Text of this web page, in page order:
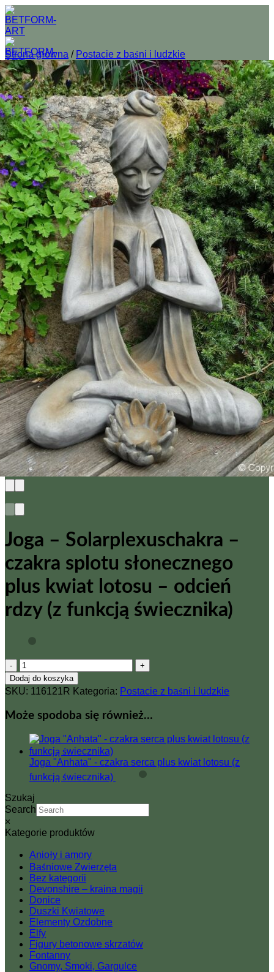
Przewiń
do
zawartości
O nas
Sklep
Wszystkie figury betonowe do ogrodu
Donice ogrodowe z betonu
Fontanny betonowe do ogrodu
Usługi
Regulamin
Prawa autorskie
Kontakt
Logowanie
Koszyk /0,00 zł
Brak produktów w koszyku.
Wróć do sklepu
0
Koszyk
Brak produktów w koszyku.
Wróć do sklepu
Strona główna / Postacie z baśni i ludzkie
Joga – Solarplexuschakra –
czakra splotu słonecznego
plus kwiat lotosu – odcień
rdzy (z funkcją świecznika)
ilość
Joga
–
Solarplexuschakra
czakra
słonecznego
plus
kwiat
lotosu
odcień
rdzy
funkcją
Dodaj do koszyka
SKU: 116121R Kategoria: Postacie z baśni i ludzkie
Może spodoba się również…
Joga "Anhata" - czakra serca plus kwiat lotosu (z
funkcją świecznika)
Szukaj
Search
×
Kategorie produktów
Anioły i amory
Baśniowe Zwierzęta
Bez kategorii
Devonshire – kraina magii
Donice
Duszki Kwiatowe
Elementy Ozdobne
Elfy
Figury betonowe skrzatów
Fontanny
Gnomy, Smoki, Gargulce